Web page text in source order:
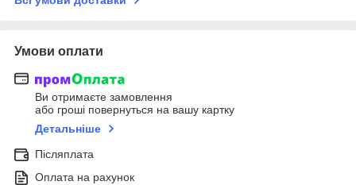
Умови оплати
Ви отримаєте замовлення
або гроші повернуться на вашу картку
Детальніше
Післяплата
Оплата на рахунок